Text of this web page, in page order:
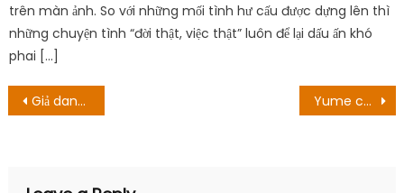
trên màn ảnh. ‏So với những mối tình hư cấu được dựng lên thì
những chuyện tình “đời thật, việc thật” luôn để lại dấu ấn khó
phai […]
Post
Giả danh ‘Hulk Avengers’, kẻ lừa đảo ‘lừa tình’ mangaka Nhật Bản 12 Tỷ VNĐ! Yume chấp nhận lời cầu hôn của Mizuto! Ngày sinh sản